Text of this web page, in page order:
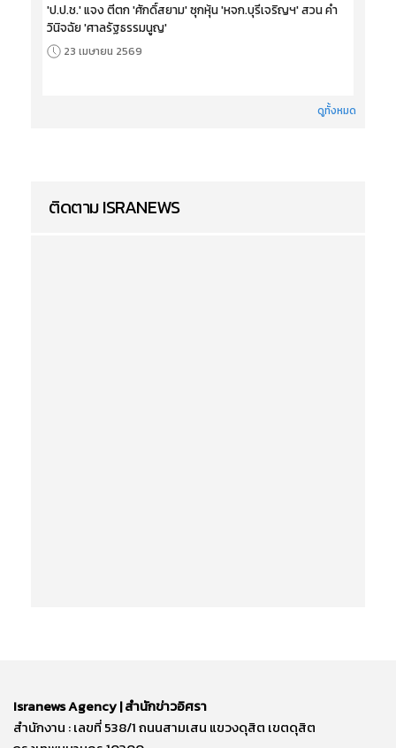
'ป.ป.ช.' แจง ตีตก 'ศักดิ์สยาม' ซุกหุ้น 'หจก.บุรีเจริญฯ' สวน คำ
วินิจฉัย 'ศาลรัฐธรรมนูญ'
23 เมษายน 2569
ดูทั้งหมด
ติดตาม ISRANEWS
Isranews Agency | สำนักข่าวอิศรา
สำนักงาน : เลขที่ 538/1 ถนนสามเสน แขวงดุสิต เขตดุสิต